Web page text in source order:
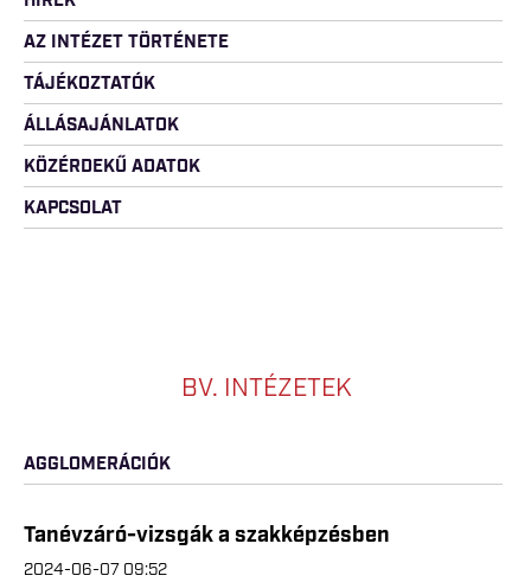
AZ INTÉZET TÖRTÉNETE
TÁJÉKOZTATÓK
ÁLLÁSAJÁNLATOK
KÖZÉRDEKŰ ADATOK
KAPCSOLAT
BV. INTÉZETEK
AGGLOMERÁCIÓK
Tanévzáró-vizsgák a szakképzésben
2024-06-07 09:52